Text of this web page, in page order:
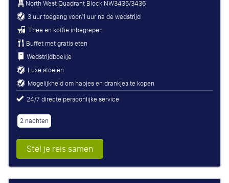
North West Quadrant BlockNW3435/3436
3 uur toegang voor/1 uur na de wedstrijd
Thee en koffie inbegrepen
Buffet met gratis eten
Wedstrijdboekje
Luxe stoelen
Mogelijkheid om hapjes en drankjes te kopen
24/7 directe persoonlijke service
2 nachten
Stel je reis samen